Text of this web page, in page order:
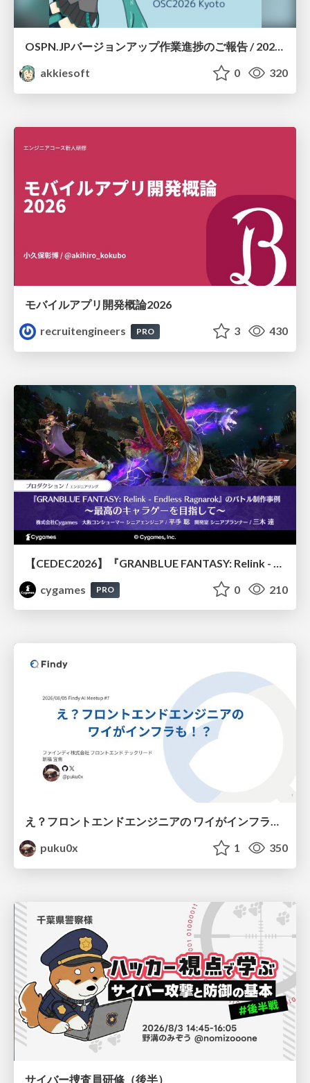
akkiesoft
0 320
モバイルアプリ開発概論2026
recruitengineers
PRO 3 430
cygames
PRO 0 210
え？フロントエンドエンジニアの ワイがインフラも！？
puku0x
1 350
サイバー捜査員研修（後半）